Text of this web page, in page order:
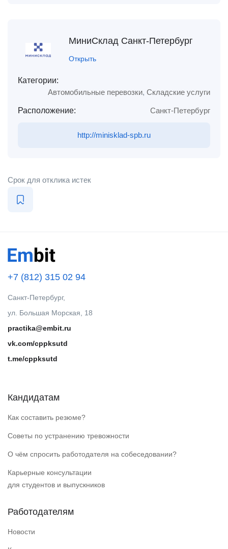
МиниСклад Санкт-Петербург
Открыть
Категории:
Автомобильные перевозки, Складские услуги
Расположение: Санкт-Петербург
http://minisklad-spb.ru
Срок для отклика истек
+7 (812) 315 02 94
Санкт-Петербург,
ул. Большая Морская, 18
practika@embit.ru
vk.com/cppksutd
t.me/cppksutd
Кандидатам
Как составить резюме?
Советы по устранению тревожности
О чём спросить работодателя на собеседовании?
Карьерные консультации
для студентов и выпускников
Работодателям
Новости